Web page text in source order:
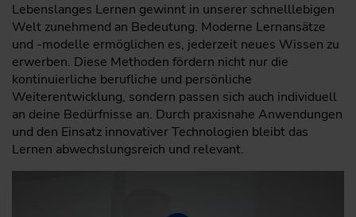
Lebenslanges Lernen gewinnt in unserer schnelllebigen
Welt zunehmend an Bedeutung. Moderne Lernansätze
und -modelle ermöglichen es, jederzeit neues Wissen zu
erwerben. Diese Methoden fördern nicht nur die
kontinuierliche berufliche und persönliche
Weiterentwicklung, sondern passen sich auch individuell
an deine Bedürfnisse an. Durch praxisnahe Anwendungen
und den Einsatz innovativer Technologien bleibt das
Lernen abwechslungsreich und relevant.